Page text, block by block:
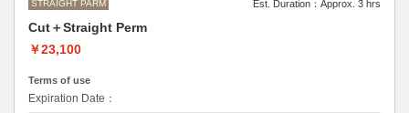
STRAIGHT PARM Est. Duration：Approx. 3 hrs
Cut＋Straight Perm
￥23,100
Terms of use
Expiration Date：